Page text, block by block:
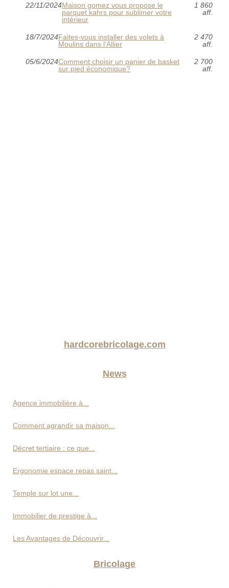
22/11/2024Maison gomez vous propose le
parquet kahrs pour sublimer votre
intérieur
1 860
aff.
18/7/2024Faites-vous installer des volets à
Moulins dans l'Allier
2 470
aff.
05/6/2024Comment choisir un panier de basket
sur pied économique?
2 700
aff.
hardcorebricolage.com
News
Agence immobilière à...
Comment agrandir sa maison...
Décret tertiaire : ce que...
Ergonomie espace repas saint...
Temple sur lot une...
Immobilier de prestige à...
Les Avantages de Découvrir...
Bricolage